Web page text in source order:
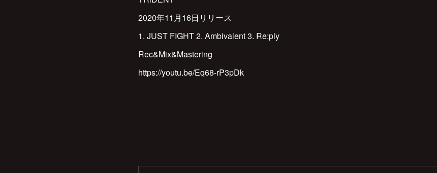
2020年11月16日リリース
1. JUST FIGHT 2. Ambivalent 3. Re:ply
Rec&Mix&Mastering
https://youtu.be/Eq68-rP3pDk